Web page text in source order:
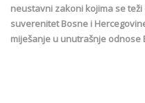
neustavni zakoni kojima se
suverenitet Bosne i
miješanje u unutrašnje odnose